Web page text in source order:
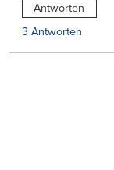
Antworten
3 Antworten